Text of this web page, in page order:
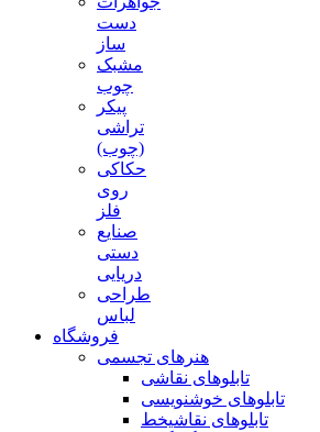
دست
ساز
مشبک
چوب
پیکر
تراشی
(چوب)
حکاکی
روی
فلز
صنایع
دستی
دریایی
طراحی
لباس
فروشگاه
هنرهای تجسمی
تابلوهای نقاشی
تابلوهای خوشنویسی
تابلوهای نقاشیخط